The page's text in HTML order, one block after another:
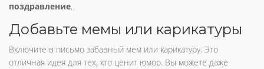
поздравление.
Добавьте мемы или карикатуры
Включите в письмо забавный мем или карикатуру. Это
отличная идея для тех, кто ценит юмор. Вы можете даже